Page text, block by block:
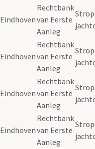
Eindhoven
Rechtbank
van Eerste
Aanleg
Eindhoven
Rechtbank
van Eerste
Aanleg
Eindhoven
Rechtbank
van Eerste
Aanleg
Eindhoven
Rechtbank
van Eerste
Aanleg